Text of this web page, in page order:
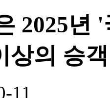
2025년
상의 승
11